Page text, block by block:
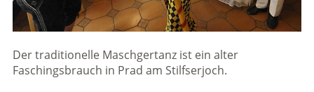
Der traditionelle Maschgertanz ist ein alter
Faschingsbrauch in Prad am Stilfserjoch.